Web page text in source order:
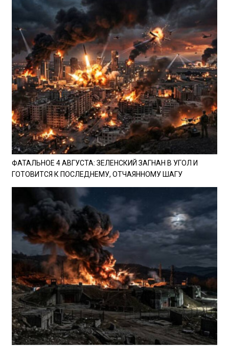
ФАТАЛЬНОЕ 4 АВГУСТА: ЗЕЛЕНСКИЙ ЗАГНАН В УГОЛ И
ГОТОВИТСЯ К ПОСЛЕДНЕМУ, ОТЧАЯННОМУ ШАГУ